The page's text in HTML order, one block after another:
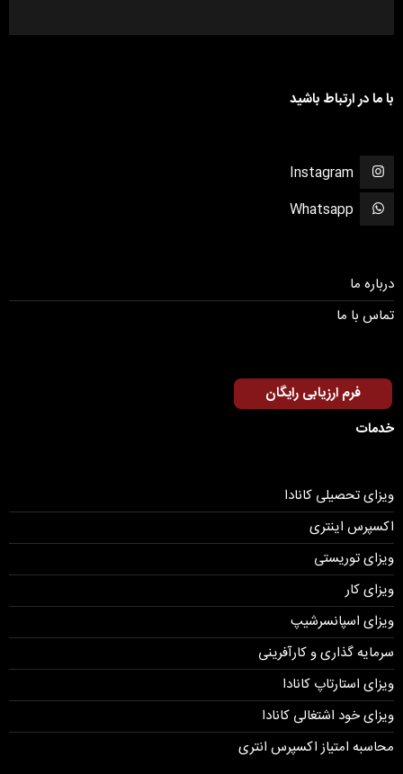
با ما در ارتباط باشید
Instagram
Whatsapp
درباره ما
تماس با ما
فرم ارزیابی رایگان
خدمات
ویزای تحصیلی کانادا
اکسپرس اینتری
ویزای توریستی
ویزای کار
ویزای اسپانسرشیپ
سرمایه گذاری و کارآفرینی
ویزای استارتاپ کانادا
ویزای خود اشتغالی کانادا
محاسبه امتیاز اکسپرس انتری